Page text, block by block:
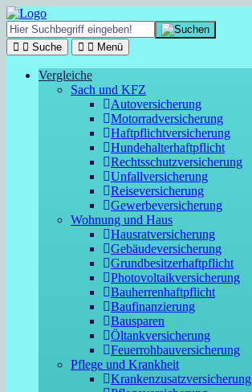
Suche Menü
Vergleiche
Sach und KFZ
Autoversicherung
Motorradversicherung
Haftpflichtversicherung
Hundehalterhaftpflicht
Rechtsschutzversicherung
Unfallversicherung
Reiseversicherung
Gewerbeversicherung
Wohnung und Haus
Hausratversicherung
Gebäudeversicherung
Grundbesitzerhaftpflicht
Photovoltaikversicherung
Bauherrenhaftpflicht
Baufinanzierung
Bausparen
Öltankversicherung
Feuerrohbauversicherung
Pflege und Krankheit
Krankenzusatzversicherung